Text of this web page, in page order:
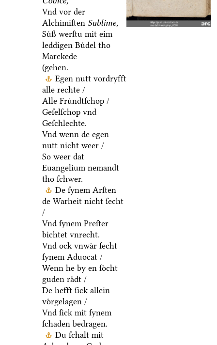
Vnd vor der
Alchimiſten Sublime,
Suͤß werſtu mit eim
leddigen Buͤdel tho
Marckede
(gehen.
Egen nutt vordryfft
alle rechte /
Alle Fruͤndtſchop /
Geſelſchop vnd
Geſchlechte.
Vnd wenn de egen
nutt nicht weer /
So weer dat
Euangelium nemandt
tho ſchwer.
De ſynem Arſten
de Warheit nicht ſecht
/
Vnd ſynem Preſter
bichtet vnrecht.
Vnd ock vnwaͤr ſecht
ſynem Aduocat /
Wenn he by en ſoͤcht
guden raͤdt /
De hefft ſick allein
voͤrgelagen /
Vnd ſick mit ſynem
ſchaden bedragen.
Du ſchalt mit